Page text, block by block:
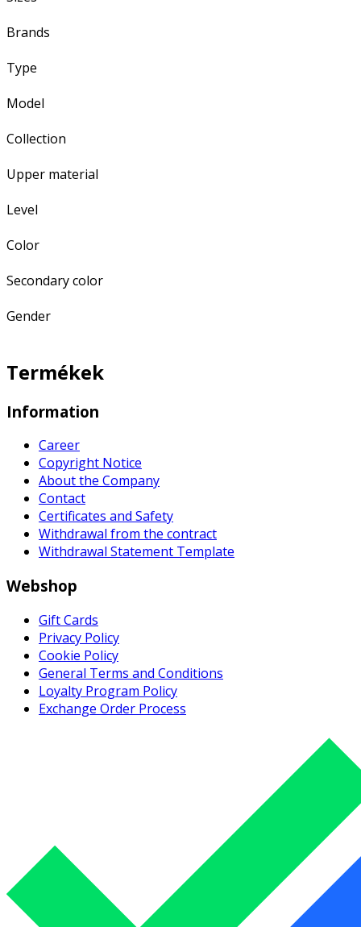
Brands
Type
Model
Collection
Upper material
Level
Color
Secondary color
Gender
Termékek
Information
Career
Copyright Notice
About the Company
Contact
Certificates and Safety
Withdrawal from the contract
Withdrawal Statement Template
Webshop
Gift Cards
Privacy Policy
Cookie Policy
General Terms and Conditions
Loyalty Program Policy
Exchange Order Process